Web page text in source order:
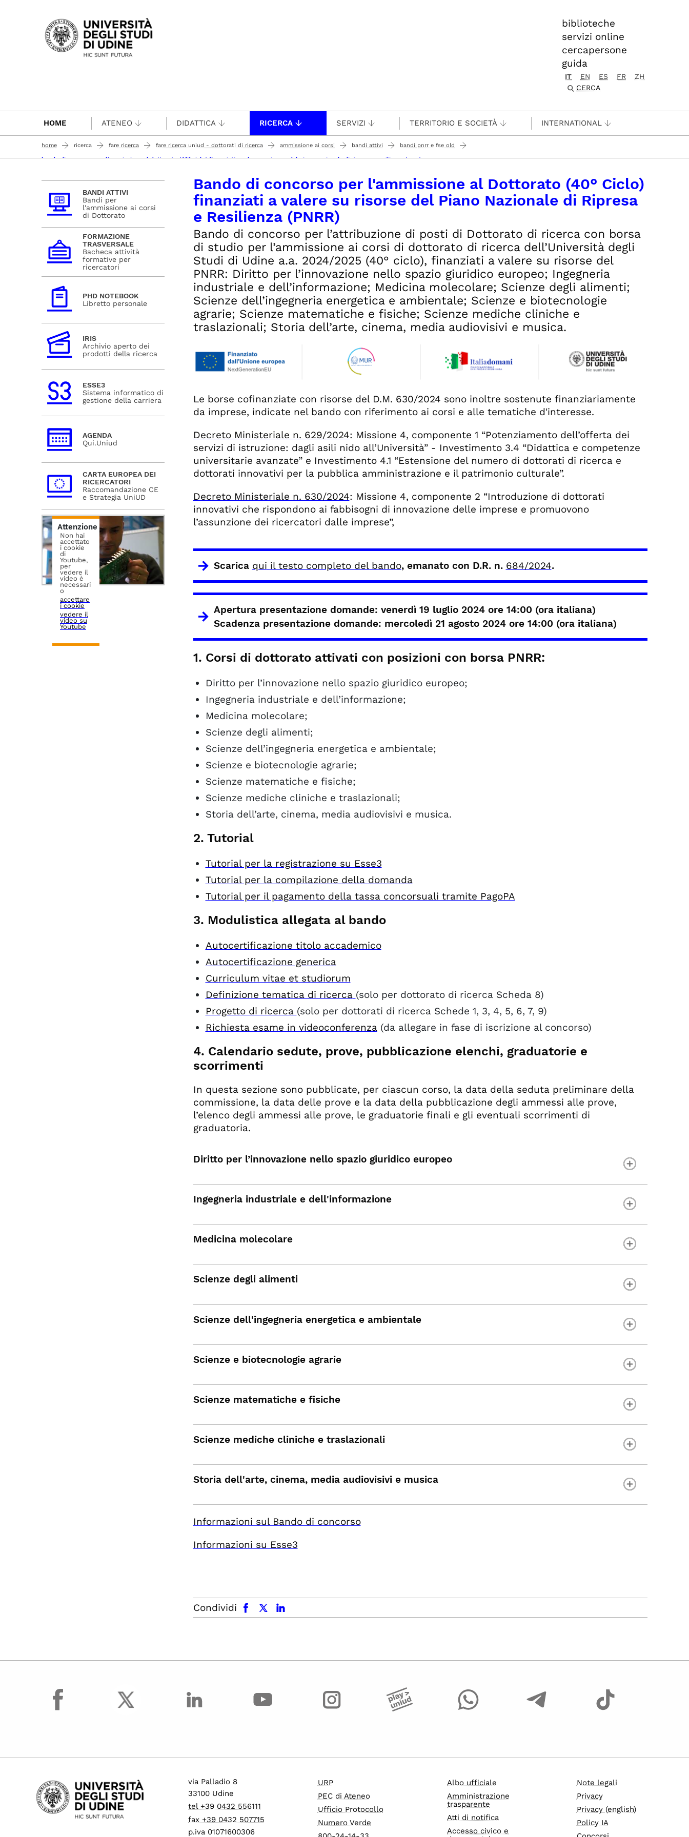
Passa al contenuto principale
biblioteche
servizi online
cercapersone
guida
IT EN ES FR
ZH
CERCA
HOME ATENEO DIDATTICA RICERCA SERVIZI TERRITORIO E SOCIETÀ INTERNATIONAL
home ricerca fare ricerca fare ricerca uniud - dottorati di ricerca ammissione ai corsi bandi attivi bandi pnrr e fse old
bando di concorso per l'ammissione al dottorato (40° ciclo) finanziati a valere su risorse del piano nazionale di ripresa e resilienza (pnrr)
Bando di concorso per l'ammissione al Dottorato (40° Ciclo)
finanziati a valere su risorse del Piano Nazionale di Ripresa
e Resilienza (PNRR)
Bando di concorso per l’attribuzione di posti di Dottorato di ricerca con borsa
di studio per l’ammissione ai corsi di dottorato di ricerca dell’Università degli
Studi di Udine a.a. 2024/2025 (40° ciclo), finanziati a valere su risorse del
PNRR: Diritto per l’innovazione nello spazio giuridico europeo; Ingegneria
industriale e dell’informazione; Medicina molecolare; Scienze degli alimenti;
Scienze dell’ingegneria energetica e ambientale; Scienze e biotecnologie
agrarie; Scienze matematiche e fisiche; Scienze mediche cliniche e
traslazionali; Storia dell’arte, cinema, media audiovisivi e musica.
Le borse cofinanziate con risorse del D.M. 630/2024 sono inoltre sostenute finanziariamente
da imprese, indicate nel bando con riferimento ai corsi e alle tematiche d'interesse.
Decreto Ministeriale n. 629/2024: Missione 4, componente 1 “Potenziamento dell’offerta dei
servizi di istruzione: dagli asili nido all’Università” - Investimento 3.4 “Didattica e competenze
universitarie avanzate” e Investimento 4.1 “Estensione del numero di dottorati di ricerca e
dottorati innovativi per la pubblica amministrazione e il patrimonio culturale”.
Decreto Ministeriale n. 630/2024: Missione 4, componente 2 “Introduzione di dottorati
innovativi che rispondono ai fabbisogni di innovazione delle imprese e promuovono
l’assunzione dei ricercatori dalle imprese”,
Scarica qui il testo completo del bando, emanato con D.R. n. 684/2024.
Apertura presentazione domande: venerdì 19 luglio 2024 ore 14:00 (ora italiana)
Scadenza presentazione domande: mercoledì 21 agosto 2024 ore 14:00 (ora italiana)
1. Corsi di dottorato attivati con posizioni con borsa PNRR:
Diritto per l’innovazione nello spazio giuridico europeo;
Ingegneria industriale e dell’informazione;
Medicina molecolare;
Scienze degli alimenti;
Scienze dell’ingegneria energetica e ambientale;
Scienze e biotecnologie agrarie;
Scienze matematiche e fisiche;
Scienze mediche cliniche e traslazionali;
Storia dell’arte, cinema, media audiovisivi e musica.
2. Tutorial
Tutorial per la registrazione su Esse3
Tutorial per la compilazione della domanda
Tutorial per il pagamento della tassa concorsuali tramite PagoPA
3. Modulistica allegata al bando
Autocertificazione titolo accademico
Autocertificazione generica
Curriculum vitae et studiorum
Definizione tematica di ricerca (solo per dottorato di ricerca Scheda 8)
Progetto di ricerca (solo per dottorati di ricerca Schede 1, 3, 4, 5, 6, 7, 9)
Richiesta esame in videoconferenza(da allegare in fase di iscrizione al concorso)
4. Calendario sedute, prove, pubblicazione elenchi, graduatorie e
scorrimenti
In questa sezione sono pubblicate, per ciascun corso, la data della seduta preliminare della
commissione, la data delle prove e la data della pubblicazione degli ammessi alle prove,
l’elenco degli ammessi alle prove, le graduatorie finali e gli eventuali scorrimenti di
graduatoria.
Diritto per l’innovazione nello spazio giuridico europeo
Ingegneria industriale e dell'informazione
Medicina molecolare
Scienze degli alimenti
Scienze dell'ingegneria energetica e ambientale
Scienze e biotecnologie agrarie
Scienze matematiche e fisiche
Scienze mediche cliniche e traslazionali
Storia dell'arte, cinema, media audiovisivi e musica
Informazioni sul Bando di concorso
Informazioni su Esse3
Condividi
facebook x.com linkedin
BANDI ATTIVI
Bandi per
l'ammissione ai corsi
di Dottorato
FORMAZIONE
TRASVERSALE
Bacheca attività
formative per
ricercatori
PHD NOTEBOOK
Libretto personale
IRIS
Archivio aperto dei
prodotti della ricerca
ESSE3
Sistema informatico di
gestione della carriera
AGENDA
Qui.Uniud
CARTA EUROPEA DEI
RICERCATORI
Raccomandazione CE
e Strategia UniUD
Attenzione
Non hai
accettato
i cookie
di
Youtube,
per
vedere il
video è
necessari
o
accettare
i cookie
vedere il
video su
Youtube
facebook
via Palladio 8
33100 Udine
tel +39 0432 556111
fax +39 0432 507715
p.iva 01071600306
URP
PEC di Ateneo
Ufficio Protocollo
Numero Verde
Albo ufficiale
Amministrazione
trasparente
Atti di notifica
Accesso civico e
Note legali
Privacy
Privacy (english)
Policy IA